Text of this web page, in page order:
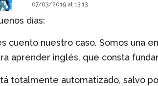
07/03/2019 at 13:13
días:
cuento nuestro caso. Somos una
aprender inglés, que consta
totalmente automatizado, salvo